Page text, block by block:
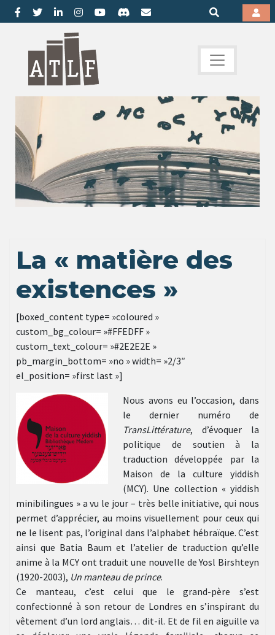
La « matière des
existences »
[boxed_content type= »coloured »
custom_bg_colour= »#FFEDFF »
custom_text_colour= »#2E2E2E »
pb_margin_bottom= »no » width= »2/3″
el_position= »first last »]
Nous avons eu l’occasion, dans
le dernier numéro de
TransLittérature, d’évoquer la
politique de soutien à la
traduction développée par la
Maison de la culture yiddish
(MCY). Une collection « yiddish
minibilingues » a vu le jour – très belle initiative, qui nous
permet d’apprécier, au moins visuellement pour ceux qui
ne le lisent pas, l’original dans l’alphabet hébraïque. C’est
ainsi que Batia Baum et l’atelier de traduction qu’elle
anime à la MCY ont traduit une nouvelle de Yosl Birshteyn
(1920-2003), Un manteau de prince.
Ce manteau, c’est celui que le grand-père s’est
confectionné à son retour de Londres en s’inspirant du
vêtement d’un lord anglais… dit-il. Et de fil en aiguille va